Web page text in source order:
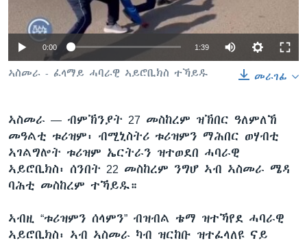
ቋንቋታት
0:00 1:39
መራገፊ
ኣስመራ - ፈላማይ ሓባራዊ ኣይሮቢክስ ተኻይዱ
ኣስመራ — ብምኽንያት 27 መስከረም ዝኽበር ዓለምለኸ
መዓልቲ ቱሪዝም፡ ብሚኒስትሪ ቱሪዝምን ማሕበር ወሃብቲ
ኣገልግሎት ቱሪዝም ኤርትራን ዝተወደበ ሓባራዊ
ኣይሮቢክስ፡ ሰንበት 22 መስከረም ንግሆ ኣብ ኣስመራ ሜዳ
ባሕቲ መስከረም ተኻይዱ።
ኣብዚ “ቱሪዝምን ሰላምን” ብዝብል ቴማ ዝተኻየደ ሓባራዊ
ኣይሮቢክስ፡ ኣብ ኣስመራ ካብ ዝርከቡ ዝተፈላለዩ ናይ